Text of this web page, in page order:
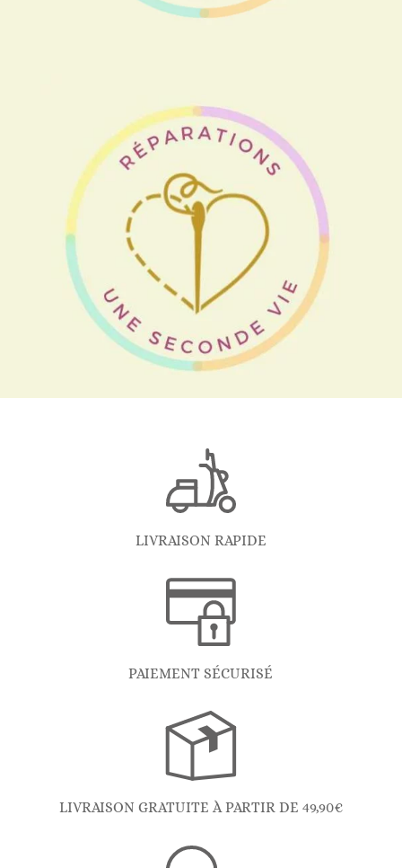
LIVRAISON RAPIDE
PAIEMENT SÉCURISÉ
LIVRAISON GRATUITE À PARTIR DE 49,90€